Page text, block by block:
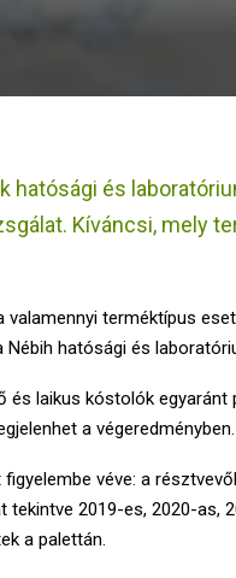
hatósági és
Kíváncsi, mely
terméktípus
hatósági és
és laikus kóstolók
a végeredményben.
véve: a
2019-es, 2020-as,
a palettán.